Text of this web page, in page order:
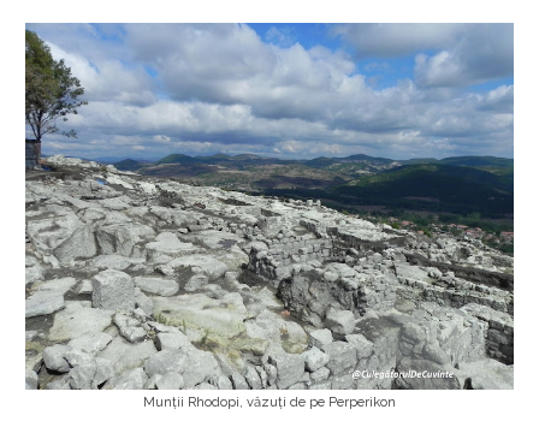
Munții Rhodopi, văzuți de pe Perperikon